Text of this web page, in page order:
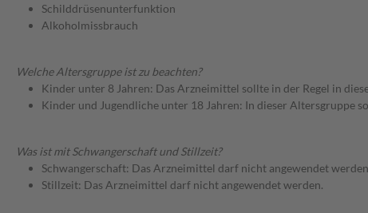
Schilddrüsenunterfunktion
Alkoholmissbrauch
Welche Altersgruppe ist zu beachten?
Kinder unter 8 Jahren: Das Arzneimittel sollte in der Regel in
Kinder und Jugendliche unter 18 Jahren: In dieser Altersgruppe
Was ist mit Schwangerschaft und Stillzeit?
Schwangerschaft: Das Arzneimittel darf nicht angewendet
Stillzeit: Das Arzneimittel darf nicht angewendet werden.